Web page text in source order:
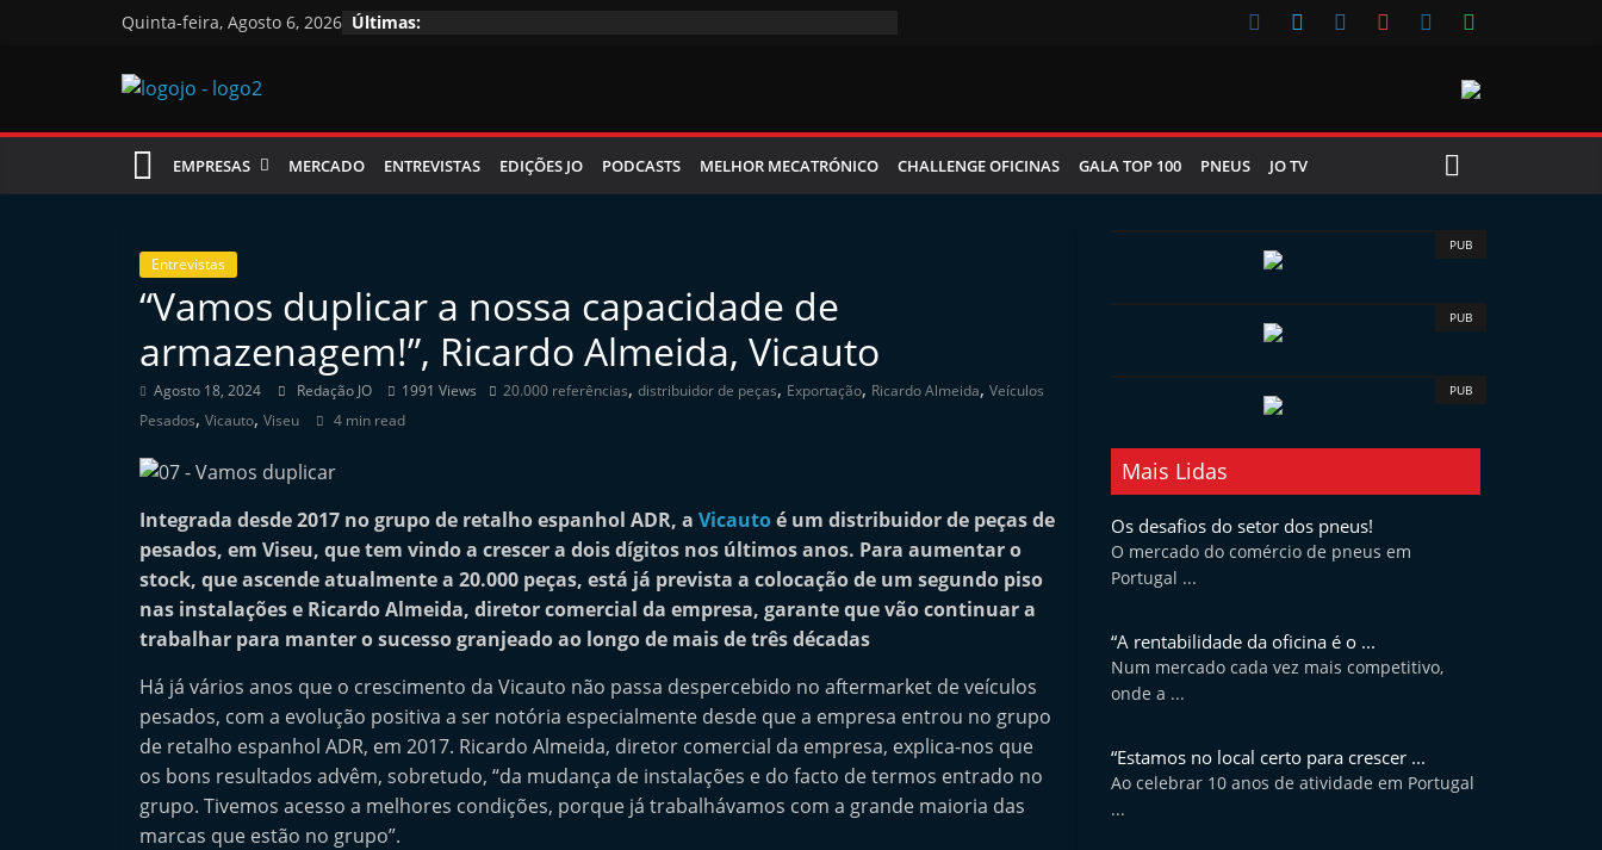
Quinta-feira, Agosto 6, 2026 Últimas:
Jornal
das
Oficinas
EMPRESAS MERCADO ENTREVISTAS EDIÇÕES JO PODCASTS MELHOR MECATRÓNICO CHALLENGE OFICINAS GALA TOP 100 PNEUS JO TV
Entrevistas
“Vamos duplicar a nossa capacidade de
armazenagem!”, Ricardo Almeida, Vicauto
Agosto 18, 2024 Redação JO 1991 Views 20.000 referências, distribuidor de peças, Exportação, Ricardo Almeida, Veículos
Pesados, Vicauto, Viseu 4 min read
Integrada desde 2017 no grupo de retalho espanhol ADR, a Vicautoé um distribuidor de peças de
pesados, em Viseu, que tem vindo a crescer a dois dígitos nos últimos anos. Para aumentar o
stock, que ascende atualmente a 20.000 peças, está já prevista a colocação de um segundo piso
nas instalações e Ricardo Almeida, diretor comercial da empresa, garante que vão continuar a
trabalhar para manter o sucesso granjeado ao longo de mais de três décadas
Há já vários anos que o crescimento da Vicauto não passa despercebido no aftermarket de veículos
pesados, com a evolução positiva a ser notória especialmente desde que a empresa entrou no grupo
de retalho espanhol ADR, em 2017. Ricardo Almeida, diretor comercial da empresa, explica-nos que
os bons resultados advêm, sobretudo, “da mudança de instalações e do facto de termos entrado no
grupo. Tivemos acesso a melhores condições, porque já trabalhávamos com a grande maioria das
marcas que estão no grupo”.
PUB
PUB
PUB
Mais Lidas
Os desafios do setor dos pneus!
O mercado do comércio de pneus em
Portugal ...
“A rentabilidade da oficina é o ...
Num mercado cada vez mais competitivo,
onde a ...
“Estamos no local certo para crescer ...
Ao celebrar 10 anos de atividade em Portugal
...